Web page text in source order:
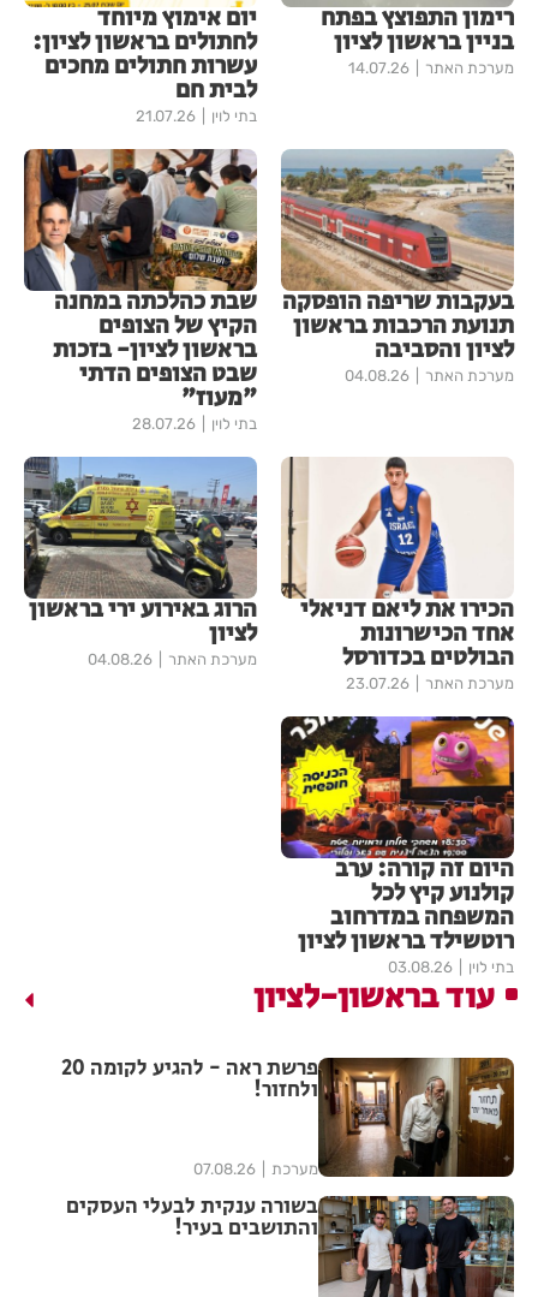
רימון התפוצץ בפתח
בניין בראשון לציון
מערכת האתר 14.07.26
יום אימוץ מיוחד
לחתולים בראשון לציון:
עשרות חתולים מחכים
לבית חם
בתי לוין 21.07.26
בעקבות שריפה הופסקה
תנועת הרכבות בראשון
לציון והסביבה
מערכת האתר 04.08.26
שבת כהלכתה במחנה
הקיץ של הצופים
בראשון לציון- בזכות
שבט הצופים הדתי
"מעוז"
בתי לוין 28.07.26
הכירו את ליאם דניאלי
אחד הכישרונות
הבולטים בכדורסל
מערכת האתר 23.07.26
הרוג באירוע ירי בראשון
לציון
מערכת האתר 04.08.26
היום זה קורה: ערב
קולנוע קיץ לכל
המשפחה במדרחוב
רוטשילד בראשון לציון
בתי לוין 03.08.26
עוד בראשון-לציון
פרשת ראה - להגיע לקומה 20
ולחזור!
מערכת 07.08.26
בשורה ענקית לבעלי העסקים
והתושבים בעיר!